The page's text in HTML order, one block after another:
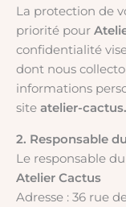
La protection de
priorité pour
confidentialité
dont nous
informations
site atelier-
2. Responsable
Le responsable
Atelier Cactus
Adresse : 36 rue